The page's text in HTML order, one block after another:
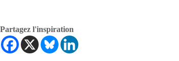
Partagez l'inspiration